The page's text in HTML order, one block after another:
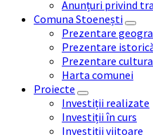
Anunțuri privind
Comuna Stoenești
Prezentare
Prezentare
Prezentare
Harta comunei
Proiecte
Investiții realizate
Investiții în curs
Investiții viitoare